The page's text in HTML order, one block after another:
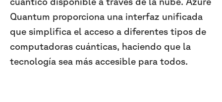
Quantum proporciona una interfaz unificada
que simplifica el acceso a diferentes tipos de
computadoras cuánticas, haciendo que la
tecnología sea más accesible para todos.